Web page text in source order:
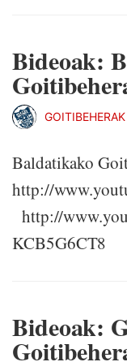
Bideoak:
GOITIBEHERAK
Baldatikako
http://
http://
KCB5G6CT8
Bideoak: